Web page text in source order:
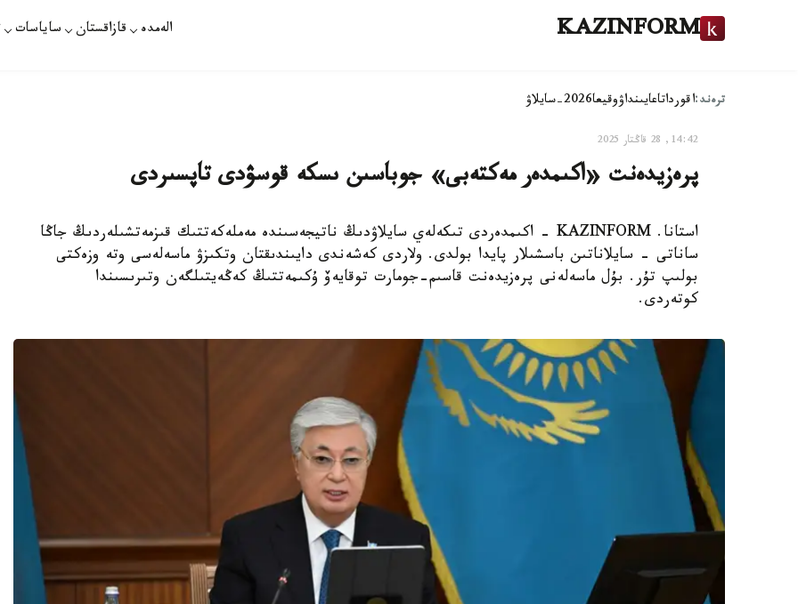
KAZINFORM الەمدە قازاقستان ساياسات
ترەند:اقورداتاعايىنداۋوقيعا2026-سايلاۋ
14:42, 28 قاڭتار 2025
پرەزيدەنت «اكىمدەر مەكتەبى» جوباسىن ىسكە قوسۋدى تاپسىردى
استانا. KAZINFORM - اكىمدەردى تىكەلەي سايلاۋدىڭ ناتيجەسىندە مەملەكەتتىك قىزمەتشىلەردىڭ جاڭا
ساناتى - سايلاناتىن باسشىلار پايدا بولدى. ولاردى كەشەندى دايىندىقتان وتكىزۋ ماسەلەسى وتە وزەكتى
بولىپ تۇر. بۇل ماسەلەنى پرەزيدەنت قاسىم-جومارت توقايەۆ ۇكىمەتتىڭ كەڭەيتىلگەن وتىرىسىندا
كوتەردى.